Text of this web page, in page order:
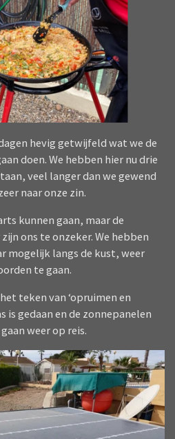
hevig getwijfeld wat we de
doen. We hebben hier nu drie
veel langer dan we gewend
naar onze zin.
kunnen gaan, maar de
ons te onzeker. We hebben
mogelijk langs de kust, weer
te gaan.
teken van ‘opruimen en
is gedaan en de zonnepanelen
weer op reis.